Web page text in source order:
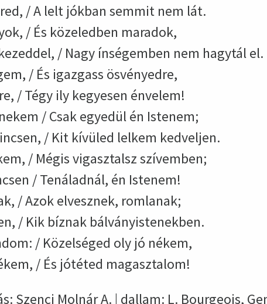
/ A lelt jókban semmit nem lát.
/ És közeledben maradok,
/ Nagy ínségemben nem hagytál el.
/ És igazgass ösvényedre,
/ Tégy ily kegyesen énvelem!
/ Csak egyedül én Istenem;
/ Kit kívüled lelkem kedveljen.
/ Mégis vigasztalsz szívemben;
/ Tenáladnál, én Istenem!
/ Azok elvesznek, romlanak;
/ Kik bíznak bálványistenekben.
/ Közelséged oly jó nékem,
/ És jótéted magasztalom!
Szenci Molnár A. | dallam: L. Bourgeois,